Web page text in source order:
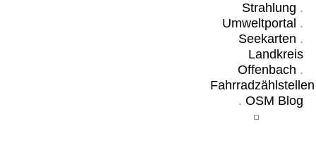
Strahlung .
Umweltportal .
Seekarten .
Landkreis
Offenbach .
Fahrradzählstellen
. OSM Blog